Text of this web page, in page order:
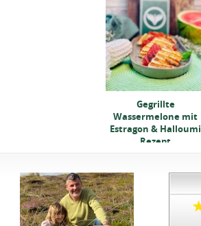
Gegrillte
Wassermelone mit
Estragon & Halloumi
Rezept